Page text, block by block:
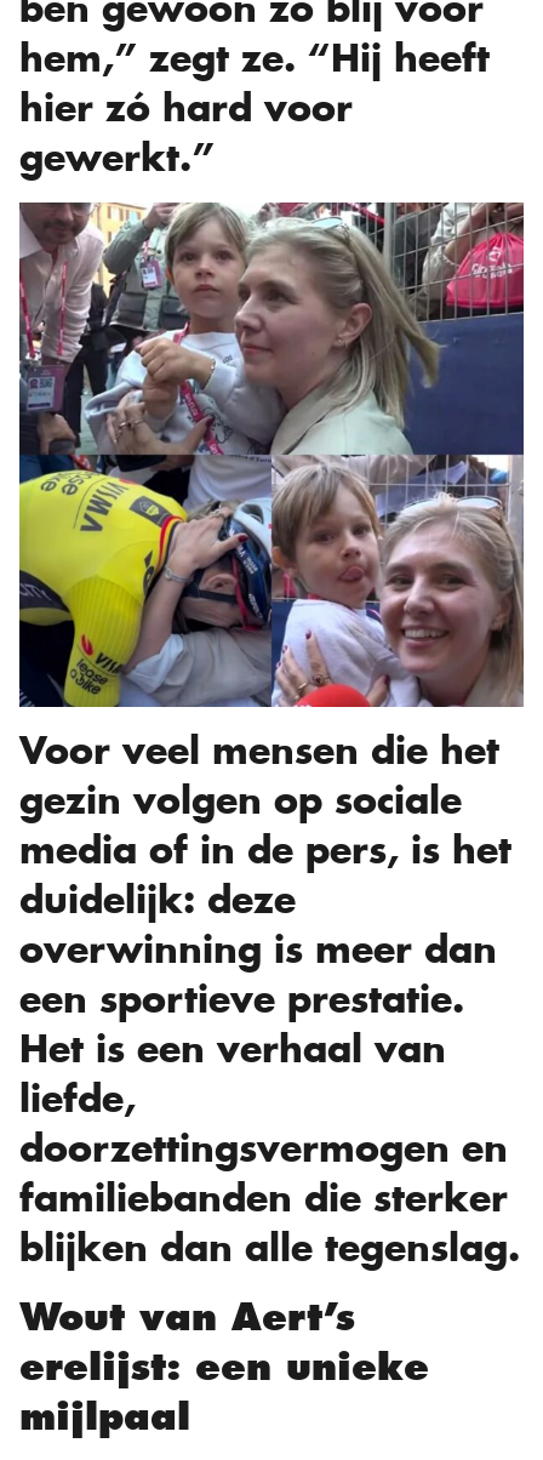
hem,” zegt ze. “Hij heeft
hier zó hard voor
gewerkt.”
Voor veel mensen die het
gezin volgen op sociale
media of in de pers, is het
duidelijk: deze
overwinning is meer dan
een sportieve prestatie.
Het is een verhaal van
liefde,
doorzettingsvermogen en
familiebanden die sterker
blijken dan alle tegenslag.
Wout van Aert’s
erelijst: een unieke
mijlpaal